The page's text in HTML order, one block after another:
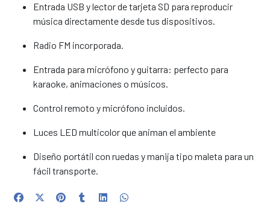
Entrada USB y lector de tarjeta SD para reproducir
música directamente desde tus dispositivos.
Radio FM incorporada.
Entrada para micrófono y guitarra: perfecto para
karaoke, animaciones o músicos.
Control remoto y micrófono incluidos.
Luces LED multicolor que animan el ambiente
Diseño portátil con ruedas y manija tipo maleta para un
fácil transporte.